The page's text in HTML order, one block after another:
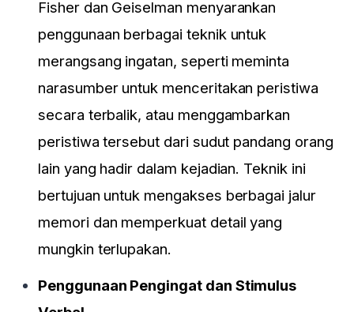
Fisher dan Geiselman menyarankan
penggunaan berbagai teknik untuk
merangsang ingatan, seperti meminta
narasumber untuk menceritakan peristiwa
secara terbalik, atau menggambarkan
peristiwa tersebut dari sudut pandang orang
lain yang hadir dalam kejadian. Teknik ini
bertujuan untuk mengakses berbagai jalur
memori dan memperkuat detail yang
mungkin terlupakan.
Penggunaan Pengingat dan Stimulus